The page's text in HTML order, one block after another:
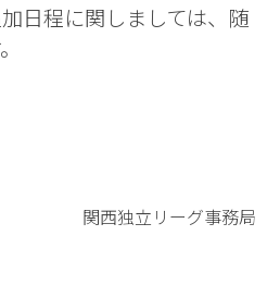
日程に関しましては、随
関西独立リーグ事務局